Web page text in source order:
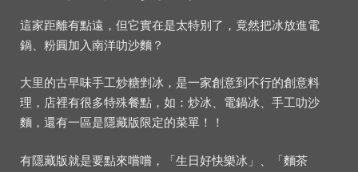
這家距離有點遠，但它實在是太特別了，竟然把冰放進電
鍋、粉圓加入南洋叻沙麵？
大里的古早味手工炒糖剉冰，是一家創意到不行的創意料
理，店裡有很多特殊餐點，如：炒冰、電鍋冰、手工叻沙
麵，還有一區是隱藏版限定的菜單！！
有隱藏版就是要點來嚐嚐，「生日好快樂冰」、「麵茶